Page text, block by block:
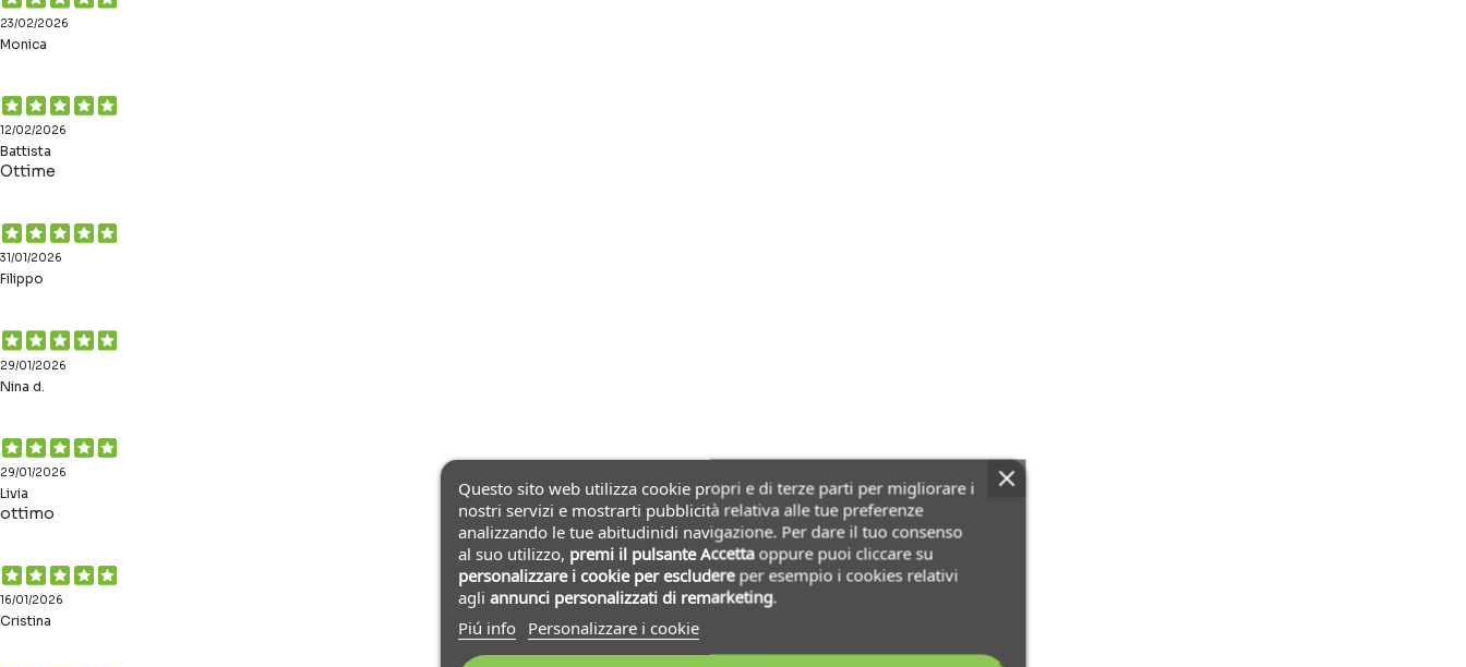
23/02/2026
Monica
12/02/2026
Battista
Ottime
31/01/2026
Filippo
29/01/2026
Nina d.
29/01/2026
Livia
ottimo
16/01/2026
Cristina
Questo sito web utilizza cookie propri e di terze parti per migliorare i
nostri servizi e mostrarti pubblicità relativa alle tue preferenze
analizzando le tue abitudinidi navigazione. Per dare il tuo consenso
al suo utilizzo, premi il pulsante Accettaoppure puoi cliccare su
personalizzare i cookie per escludereper esempio i cookies relativi
agli annunci personalizzati di remarketing.
Piú info
Personalizzare i cookie